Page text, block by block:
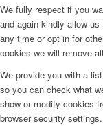
We fully respect if you
and again kindly allow
any time or opt in for
cookies we will remove
We provide you with a
so you can check what
show or modify cookies
browser security settings.